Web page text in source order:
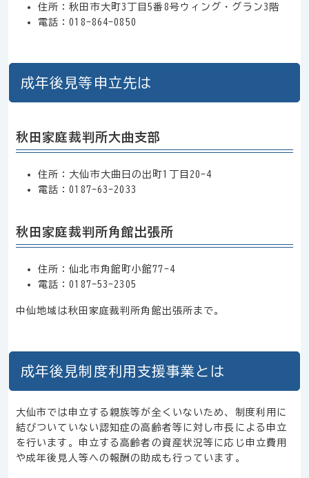
住所：秋田市大町3丁目5番8号ウィング・グラン3階
電話：018-864-0850
成年後見等申立先は
秋田家庭裁判所大曲支部
住所：大仙市大曲日の出町1丁目20-4
電話：0187-63-2033
秋田家庭裁判所角館出張所
住所：仙北市角館町小館77-4
電話：0187-53-2305
中仙地域は秋田家庭裁判所角館出張所まで。
成年後見制度利用支援事業とは
大仙市では申立する親族等が全くいないため、制度利用に
結びついていない認知症の高齢者等に対し市長による申立
を行います。申立する高齢者の資産状況等に応じ申立費用
や成年後見人等への報酬の助成も行っています。